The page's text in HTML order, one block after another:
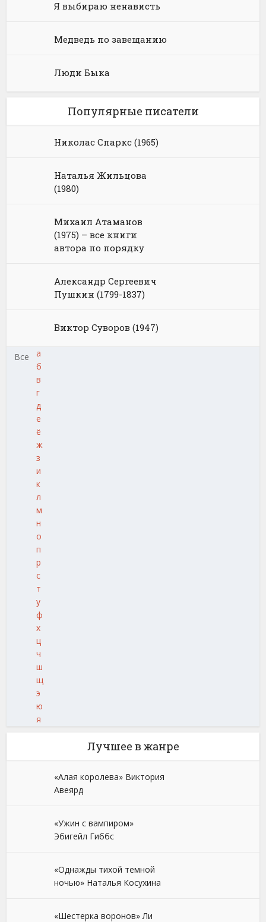
Я выбираю ненависть
Медведь по завещанию
Люди Быка
Популярные писатели
Николас Спаркс (1965)
Наталья Жильцова
(1980)
Михаил Атаманов
(1975) – все книги
автора по порядку
Александр Сергеевич
Пушкин (1799-1837)
Виктор Суворов (1947)
Все
а
б
в
г
д
е
ё
ж
з
и
к
л
м
н
о
п
р
с
т
у
ф
х
ц
ч
ш
щ
э
ю
я
Лучшее в жанре
«Алая королева» Виктория
Авеярд
«Ужин с вампиром»
Эбигейл Гиббс
«Однажды тихой темной
ночью» Наталья Косухина
«Шестерка воронов» Ли